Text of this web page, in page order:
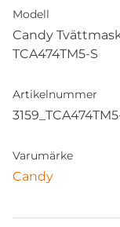
Modell
Candy
TCA474TM5-S
Artikelnummer
Varumärke
Candy